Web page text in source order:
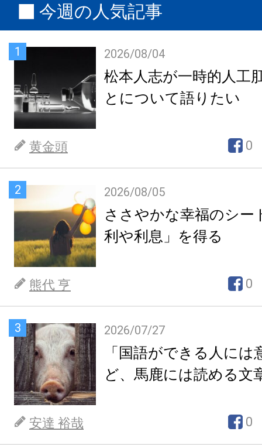
今週の人気記事
1 2026/08/04
松本人志が一時的人工
とについて語りたい
黄金頭 0
2 2026/08/05
ささやかな幸福のシー
利や利息」を得る
熊代 亨 0
3 2026/07/27
「国語ができる人には
ど、馬鹿には読める文
安達 裕哉 0